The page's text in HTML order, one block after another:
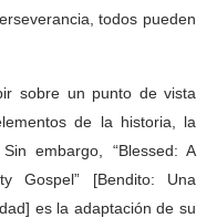
todos pueden
sobre un punto de vista
de la historia, la
embargo, “Blessed: A
Gospel” [Bendito: Una
es la adaptación de su